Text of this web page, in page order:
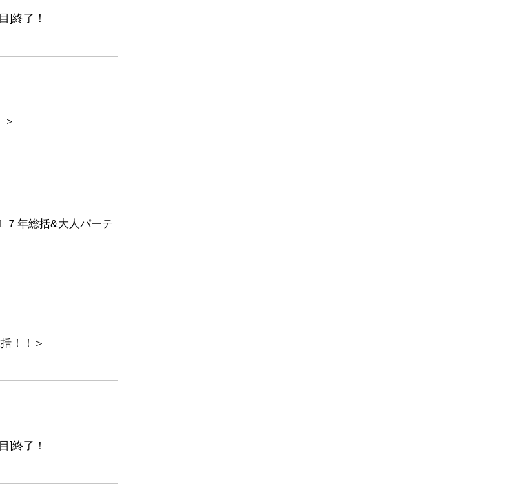
]終了！
７年総括&大人パーテ
！！＞
]終了！